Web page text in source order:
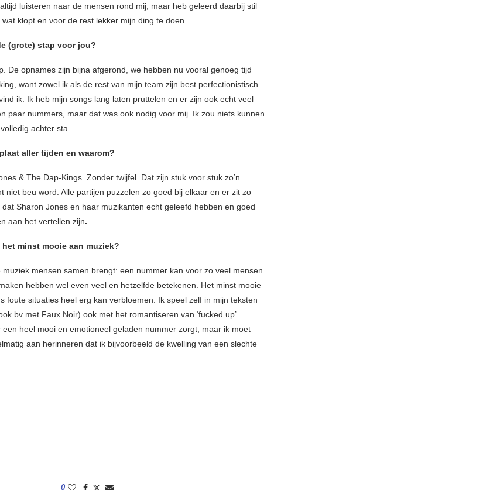
luisteren naar de mensen rond mij, maar heb geleerd daarbij stil
klopt en voor de rest lekker mijn ding te doen.
(grote) stap voor jou?
De opnames zijn bijna afgerond, we hebben nu vooral genoeg tijd
want zowel ik als de rest van mijn team zijn best perfectionistisch.
ik. Ik heb mijn songs lang laten pruttelen en er zijn ook echt veel
paar nummers, maar dat was ook nodig voor mij. Ik zou niets kunnen
achter sta.
aller tijden en waarom?
& The Dap-Kings. Zonder twijfel. Dat zijn stuk voor stuk zo’n
niet beu word. Alle partijen puzzelen zo goed bij elkaar en er zit zo
Sharon Jones en haar muzikanten echt geleefd hebben en goed
aan het vertellen zijn.
minst mooie aan muziek?
muziek mensen samen brengt: een nummer kan voor zo veel mensen
hebben wel even veel en hetzelfde betekenen. Het minst mooie
foute situaties heel erg kan verbloemen. Ik speel zelf in mijn teksten
bv met Faux Noir) ook met het romantiseren van ‘fucked up’
heel mooi en emotioneel geladen nummer zorgt, maar ik moet
aan herinneren dat ik bijvoorbeeld de kwelling van een slechte
0